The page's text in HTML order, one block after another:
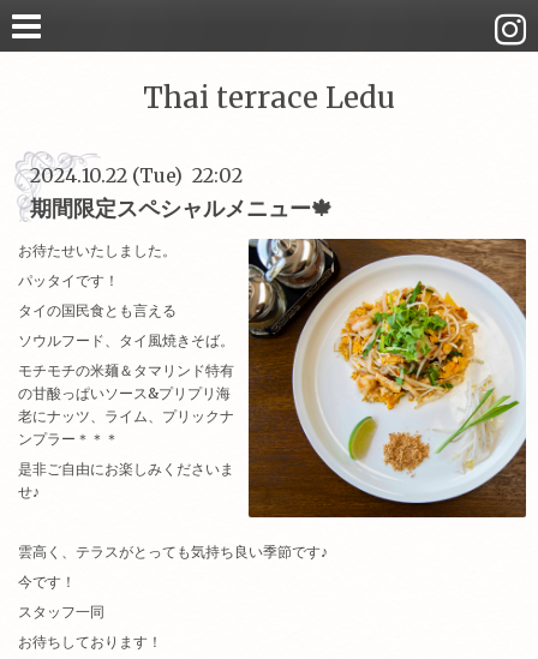
Thai terrace Ledu
2024.10.22 (Tue) 22:02
期間限定スペシャルメニュー🍁
お待たせいたしました。
パッタイです！
タイの国民食とも言える
ソウルフード、タイ風焼きそば。
モチモチの米麺＆タマリンド特有
の甘酸っぱいソース&プリプリ海
老にナッツ、ライム、プリックナ
ンプラー＊＊＊
是非ご自由にお楽しみくださいま
せ♪
雲高く、テラスがとっても気持ち良い季節です♪
今です！
スタッフ一同
お待ちしております！